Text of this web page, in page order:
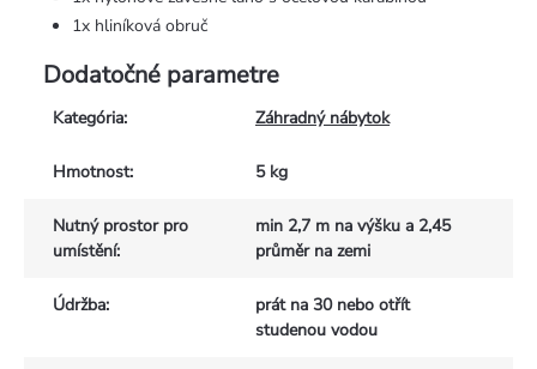
1x hliníková obruč
Dodatočné parametre
Kategória: Záhradný nábytok
Hmotnost: 5 kg
Nutný prostor pro
umístění:
min 2,7 m na výšku a 2,45
průměr na zemi
Údržba:
prát na 30 nebo otřít
studenou vodou